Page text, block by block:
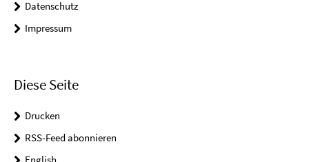
Datenschutz
Impressum
Diese Seite
Drucken
RSS-Feed abonnieren